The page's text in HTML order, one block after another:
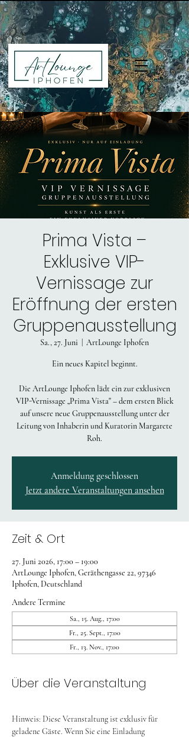
Prima Vista –
Exklusive VIP-
Vernissage zur
Eröffnung der ersten
Gruppenausstellung
Sa., 27. Juni ArtLounge Iphofen
Ein neues Kapitel beginnt.
Die ArtLounge Iphofen lädt ein zur exklusiven
VIP-Vernissage „Prima Vista" – dem ersten Blick
auf unsere neue Gruppenausstellung unter der
Leitung von Inhaberin und Kuratorin Margarete
Roh.
Anmeldung geschlossen
Jetzt andere Veranstaltungen ansehen
Zeit & Ort
27. Juni 2026, 17:00 – 19:00
ArtLounge Iphofen, Geräthengasse 22, 97346
Iphofen, Deutschland
Andere Termine
Sa., 15. Aug., 17:00
Fr., 25. Sept., 17:00
Fr., 13. Nov., 17:00
Über die Veranstaltung
Hinweis: Diese Veranstaltung ist exklusiv für
geladene Gäste. Wenn Sie eine Einladung